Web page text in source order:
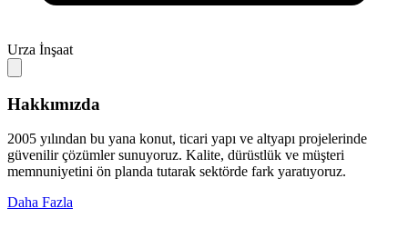
Urza İnşaat
Hakkımızda
2005 yılından bu yana konut, ticari yapı ve altyapı projelerinde
güvenilir çözümler sunuyoruz. Kalite, dürüstlük ve müşteri
memnuniyetini ön planda tutarak sektörde fark yaratıyoruz.
Daha Fazla